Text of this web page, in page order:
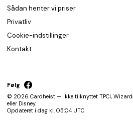
Sådan henter vi priser
Privatliv
Cookie-indstillinger
Kontakt
Følg
© 2026 Cardheist — Ikke tilknyttet TPCi,
eller Disney.
Opdateret i dag kl. 05:04 UTC